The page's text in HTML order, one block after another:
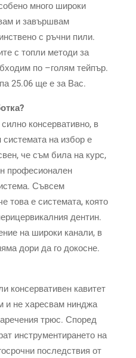
много широки
и завършвам
с ръчни пили.
с топли методи за
по –голям тейпър.
25.06 ще е за Вас.
консервативно, в
системата на избор е
че съм била на курс,
професионален
Съвсем
това е системата, която
дентин.
на широки канали, в
дори да го докосне.
консервативен кавитет
и не харесвам нинджа
трюс. Спорeд
инструментирането на
последствия от